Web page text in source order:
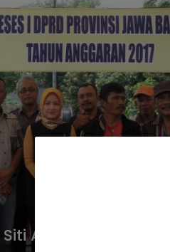
Aisyah Tidak